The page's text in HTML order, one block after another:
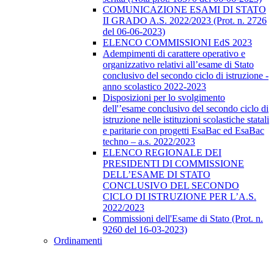
COMUNICAZIONE ESAMI DI STATO
II GRADO A.S. 2022/2023 (Prot. n. 2726
del 06-06-2023)
ELENCO COMMISSIONI EdS 2023
Adempimenti di carattere operativo e
organizzativo relativi all’esame di Stato
conclusivo del secondo ciclo di istruzione -
anno scolastico 2022-2023
Disposizioni per lo svolgimento
dell'’esame conclusivo del secondo ciclo di
istruzione nelle istituzioni scolastiche statali
e paritarie con progetti EsaBac ed EsaBac
techno – a.s. 2022/2023
ELENCO REGIONALE DEI
PRESIDENTI DI COMMISSIONE
DELL’ESAME DI STATO
CONCLUSIVO DEL SECONDO
CICLO DI ISTRUZIONE PER L’A.S.
2022/2023
Commissioni dell'Esame di Stato (Prot. n.
9260 del 16-03-2023)
Ordinamenti